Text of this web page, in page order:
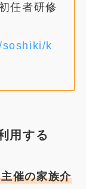
任者研修
k
用する
催の家族介